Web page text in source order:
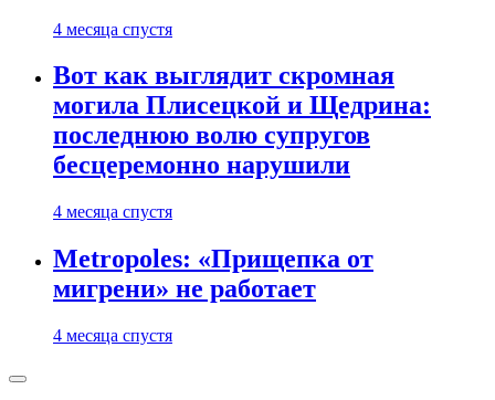
4 месяца спустя
Вот как выглядит скромная
могила Плисецкой и Щедрина:
последнюю волю супругов
бесцеремонно нарушили
4 месяца спустя
Metropoles: «Прищепка от
мигрени» не работает
4 месяца спустя